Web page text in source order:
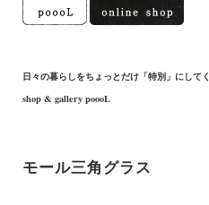
日々の暮らしをちょっとだけ「特別」にして
shop & gallery poooL
モール三角グラス